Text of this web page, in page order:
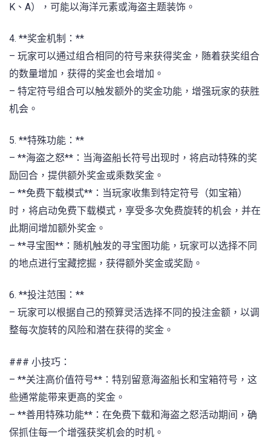
K、A），可能以海洋元素或海盗主题装饰。
4. **奖金机制：**
– 玩家可以通过组合相同的符号来获得奖金，随着获奖组合
的数量增加，获得的奖金也会增加。
– 特定符号组合可以触发额外的奖金功能，增强玩家的获胜
机会。
5. **特殊功能：**
– **海盗之怒**：当海盗船长符号出现时，将启动特殊的奖
励回合，提供额外奖金或乘数奖金。
– **免费下载模式**：当玩家收集到特定符号（如宝箱）
时，将启动免费下载模式，享受多次免费旋转的机会，并在
此期间增加额外奖金。
– **寻宝图**：随机触发的寻宝图功能，玩家可以选择不同
的地点进行宝藏挖掘，获得额外奖金或奖励。
6. **投注范围：**
– 玩家可以根据自己的预算灵活选择不同的投注金额，以调
整每次旋转的风险和潜在获得的奖金。
### 小技巧：
– **关注高价值符号**：特别留意海盗船长和宝箱符号，这
些通常能带来更高的奖金。
– **善用特殊功能**：在免费下载和海盗之怒活动期间，确
保抓住每一个增强获奖机会的时机。